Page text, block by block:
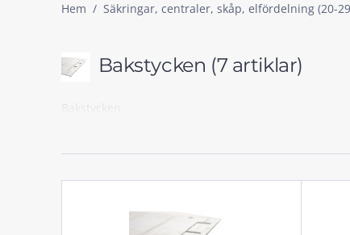
Hem Säkringar, centraler, skåp, elfördelning (20-
Bakstycken (7 artiklar)
Bakstycken